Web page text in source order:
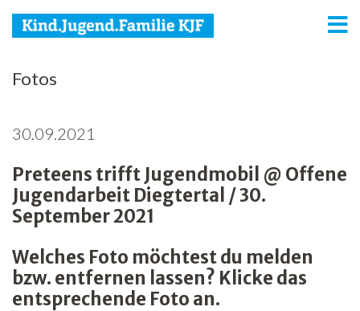
KJF
Jugend
Familie
Media
Agenda
Netzwerk
Fotos
30.09.2021
Preteens trifft Jugendmobil @ Offene
Jugendarbeit Diegtertal / 30.
September 2021
Welches Foto möchtest du melden
bzw. entfernen lassen? Klicke das
entsprechende Foto an.